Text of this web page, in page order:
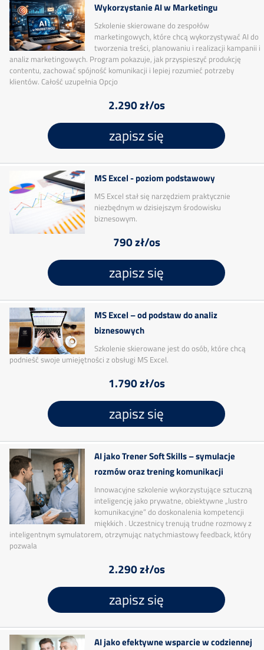
Wykorzystanie AI w Marketingu
Szkolenie skierowane do zespołów
marketingowych, które chcą wykorzystywać AI do
tworzenia treści, planowaniu i realizacji kampanii i
analiz marketingowych. Program pokazuje, jak przyspieszyć produkcję
contentu, zachować spójność komunikacji i lepiej rozumieć potrzeby
klientów. Całość uzupełnia Opcjo
2.290 zł/os
zapisz się
MS Excel - poziom podstawowy
MS Excel stał się narzędziem praktycznie
niezbędnym w dzisiejszym środowisku
biznesowym.
790 zł/os
zapisz się
MS Excel – od podstaw do analiz
biznesowych
Szkolenie skierowane jest do osób, które chcą
podnieść swoje umiejętności z obsługi MS Excel.
1.790 zł/os
zapisz się
AI jako Trener Soft Skills – symulacje
rozmów oraz trening komunikacji
Innowacyjne szkolenie wykorzystujące sztuczną
inteligencję jako prywatne, obiektywne „lustro
komunikacyjne” do doskonalenia kompetencji
miękkich . Uczestnicy trenują trudne rozmowy z
inteligentnym symulatorem, otrzymując natychmiastowy feedback, który
pozwala
2.290 zł/os
zapisz się
AI jako efektywne wsparcie w codziennej